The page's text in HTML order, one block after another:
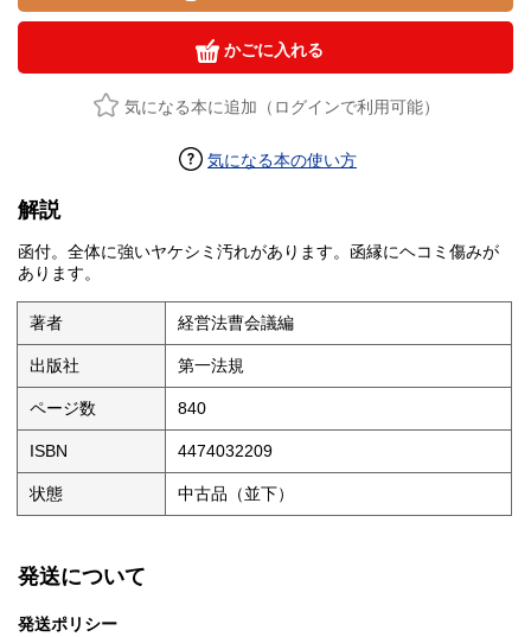
かごに入れる
気になる本に追加（ログインで利用可能）
気になる本の使い方
解説
函付。全体に強いヤケシミ汚れがあります。函縁にヘコミ傷みが
あります。
著者 経営法曹会議編
出版社 第一法規
ページ数 840
ISBN 4474032209
状態 中古品（並下）
発送について
発送ポリシー